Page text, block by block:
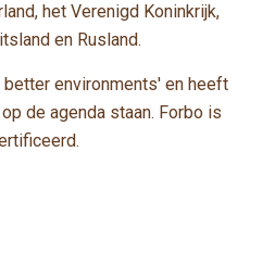
het Verenigd Koninkrijk,
en Rusland.
environments' en heeft
de agenda staan. Forbo is